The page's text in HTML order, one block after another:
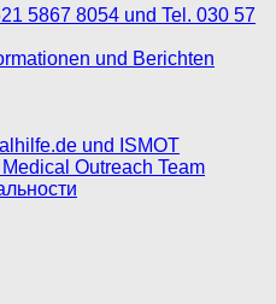
5867 8054 und Tel. 030 57
und Berichten
und ISMOT
Outreach Team